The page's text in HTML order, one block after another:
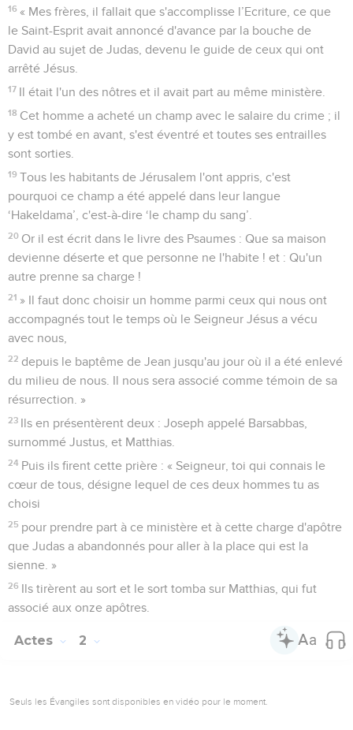
16 « Mes frères, il fallait que s'accomplisse l’Ecriture, ce que
le Saint-Esprit avait annoncé d'avance par la bouche de
David au sujet de Judas, devenu le guide de ceux qui ont
arrêté Jésus.
17 Il était l'un des nôtres et il avait part au même ministère.
18 Cet homme a acheté un champ avec le salaire du crime ; il
y est tombé en avant, s'est éventré et toutes ses entrailles
sont sorties.
19 Tous les habitants de Jérusalem l'ont appris, c'est
pourquoi ce champ a été appelé dans leur langue
‘Hakeldama’, c'est-à-dire ‘le champ du sang’.
20 Or il est écrit dans le livre des Psaumes : Que sa maison
devienne déserte et que personne ne l'habite ! et : Qu'un
autre prenne sa charge !
21 » Il faut donc choisir un homme parmi ceux qui nous ont
accompagnés tout le temps où le Seigneur Jésus a vécu
avec nous,
22 depuis le baptême de Jean jusqu'au jour où il a été enlevé
du milieu de nous. Il nous sera associé comme témoin de sa
résurrection. »
23 Ils en présentèrent deux : Joseph appelé Barsabbas,
surnommé Justus, et Matthias.
24 Puis ils firent cette prière : « Seigneur, toi qui connais le
cœur de tous, désigne lequel de ces deux hommes tu as
choisi
25 pour prendre part à ce ministère et à cette charge d'apôtre
que Judas a abandonnés pour aller à la place qui est la
sienne. »
26 Ils tirèrent au sort et le sort tomba sur Matthias, qui fut
associé aux onze apôtres.
Actes 2
Seuls les Évangiles sont disponibles en vidéo pour le moment.